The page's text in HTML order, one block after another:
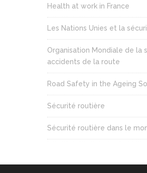
Health at work in France
Les Nations Unies et la
Organisation Mondiale de la
accidents de la route
Road Safety in the Ageing
Sécurité routière
Sécurité routière dans le